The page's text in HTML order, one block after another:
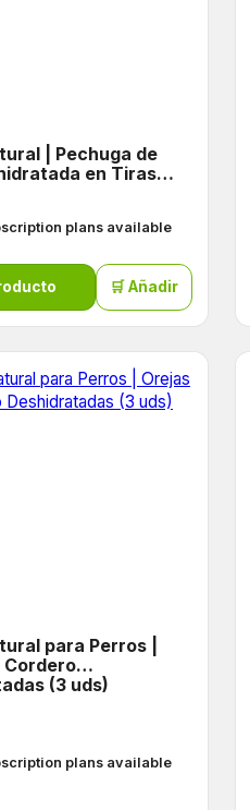
de
en Tiras
plans available
🛒 Añadir
para Perros |
Cordero
(3 uds)
plans available